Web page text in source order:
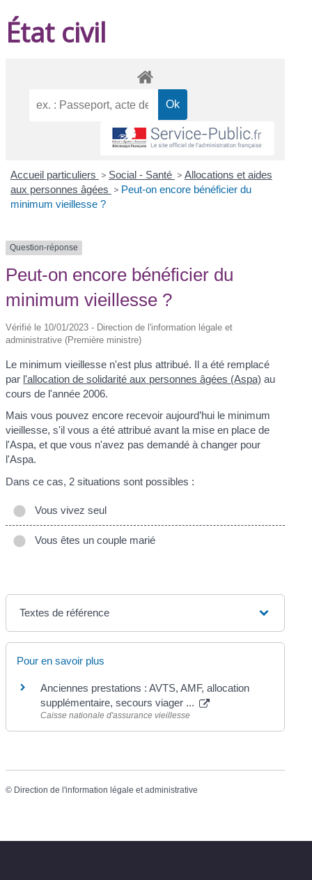
État civil
Accueil particuliers > Social - Santé > Allocations et aides
aux personnes âgées > Peut-on encore bénéficier du
minimum vieillesse ?
Question-réponse
Peut-on encore bénéficier du
minimum vieillesse ?
Vérifié le 10/01/2023 - Direction de l'information légale et
administrative (Première ministre)
Le minimum vieillesse n'est plus attribué. Il a été remplacé
par l'allocation de solidarité aux personnes âgées (Aspa) au
cours de l'année 2006.
Mais vous pouvez encore recevoir aujourd’hui le minimum
vieillesse, s'il vous a été attribué avant la mise en place de
l'Aspa, et que vous n'avez pas demandé à changer pour
l'Aspa.
Dans ce cas, 2 situations sont possibles :
Vous vivez seul
Vous êtes un couple marié
Textes de référence
Pour en savoir plus
Anciennes prestations : AVTS, AMF, allocation
supplémentaire, secours viager ...
Caisse nationale d'assurance vieillesse
© Direction de l'information légale et administrative